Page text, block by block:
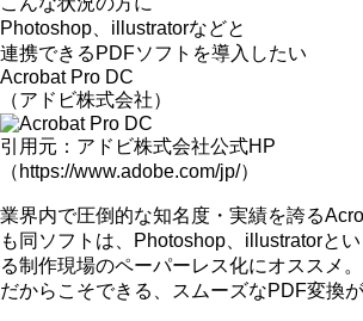
Photoshop、illustratorなどと
連携できるPDFソフトを導入したい
Acrobat Pro DC
（アドビ株式会社）
引用元：アドビ株式会社公式HP
（https://www.adobe.com/jp/）
業界内で圧倒的な知名度・実績を誇る
も同ソフトは、
Photoshop、illustratorと
る制作現場のペーパーレス化にオススメ
だからこそできる、スムーズなPDF変換が